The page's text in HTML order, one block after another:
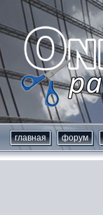
главная форум